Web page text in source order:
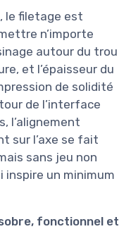
le filetage est
n’importe
autour du trou
et l’épaisseur du
de solidité
de l’interface
l’alignement
sur l’axe se fait
sans jeu non
inspire un minimum
fonctionnel et